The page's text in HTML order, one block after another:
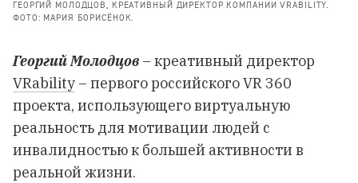
ГЕОРГИЙ МОЛОДЦОВ, КРЕАТИВНЫЙ ДИРЕКТОР КОМПАНИИ VRABILITY.
ФОТО: МАРИЯ БОРИСЁНОК.
Георгий Молодцов – креативный директор
VRability – первого российского VR 360
проекта, использующего виртуальную
реальность для мотивации людей с
инвалидностью к большей активности в
реальной жизни.